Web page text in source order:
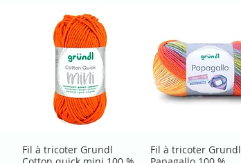
Fil à tricoter Grundl
Fil à tricoter Grundl